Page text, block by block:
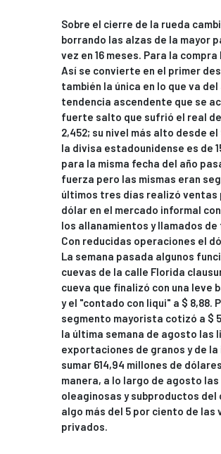
Sobre el cierre de la rueda
borrando las alzas de la mayor
vez en 16 meses. Para la
Así se convierte en el primer
también la única en lo que va
tendencia ascendente que se
fuerte salto que sufrió el real
2,452; su nivel más alto desde
la divisa estadounidense es de
para la misma fecha del año
fuerza pero las mismas eran
últimos tres días realizó ventas
dólar en el mercado informal
los allanamientos y llamados
Con reducidas operaciones el
La semana pasada algunos
cuevas de la calle Florida
cueva que finalizó con una leve
y el "contado con liqui" a $
segmento mayorista cotizó a $
la última semana de agosto las
exportaciones de granos y de
sumar 614,94 millones de
manera, a lo largo de agosto
oleaginosas y subproductos del
algo más del 5 por ciento de las
privados.